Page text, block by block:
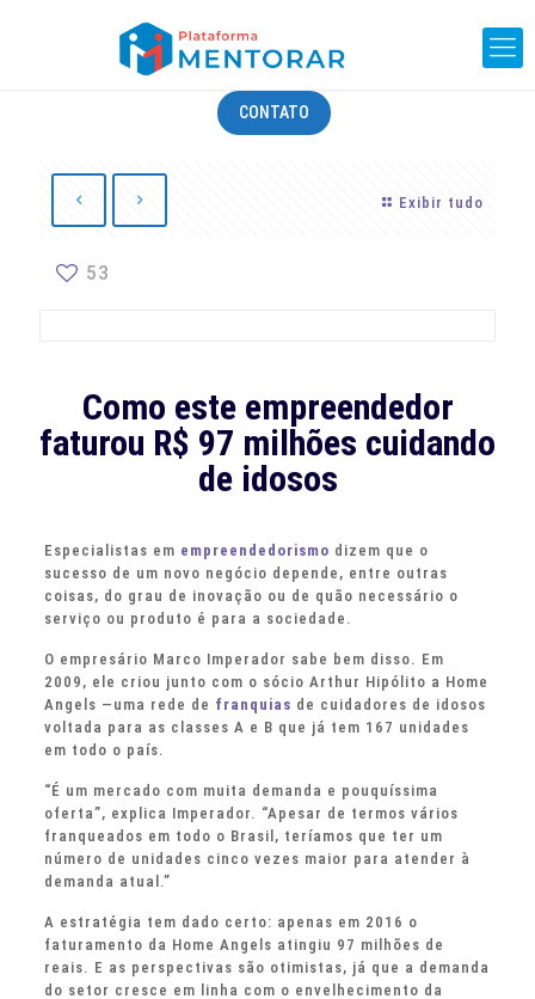
CONTATO
Exibir tudo
53
Como este empreendedor
faturou R$ 97 milhões cuidando
de idosos
Especialistas em empreendedorismo dizem que o
sucesso de um novo negócio depende, entre outras
coisas, do grau de inovação ou de quão necessário o
serviço ou produto é para a sociedade.
O empresário Marco Imperador sabe bem disso. Em
2009, ele criou junto com o sócio Arthur Hipólito a Home
Angels —uma rede de franquias de cuidadores de idosos
voltada para as classes A e B que já tem 167 unidades
em todo o país.
“É um mercado com muita demanda e pouquíssima
oferta”, explica Imperador. “Apesar de termos vários
franqueados em todo o Brasil, teríamos que ter um
número de unidades cinco vezes maior para atender à
demanda atual.”
A estratégia tem dado certo: apenas em 2016 o
faturamento da Home Angels atingiu 97 milhões de
reais. E as perspectivas são otimistas, já que a demanda
do setor cresce em linha com o envelhecimento da